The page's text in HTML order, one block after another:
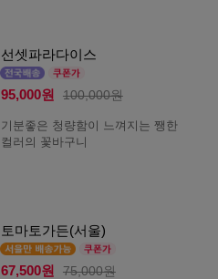
선셋파라다이스
95,000원 100,000원
기분좋은 청량함이 느껴지는 쨍한
컬러의 꽃바구니
토마토가든(서울)
67,500원 75,000원